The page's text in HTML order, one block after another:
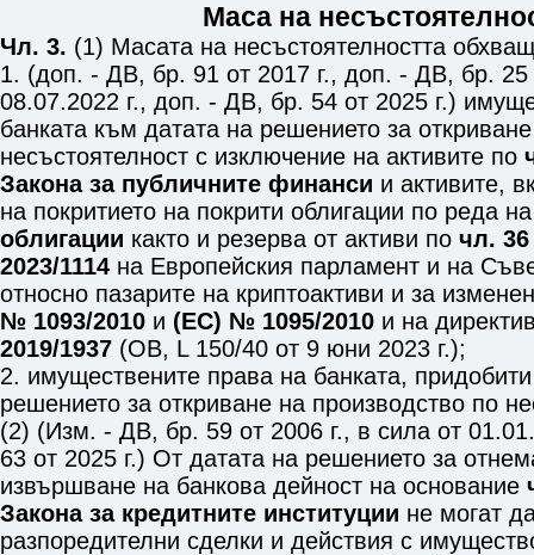
Маса на
Чл. 3. (1) Масата на несъстоятелността
1. (доп. - ДВ, бр. 91 от 2017 г., доп. - ДВ, бр. 25
08.07.2022 г., доп. - ДВ, бр. 54 от 2025 г.)
банката към датата на решението за
несъстоятелност с изключение на активите по
Закона за публичните финанси и активите,
на покритието на покрити облигации по реда
облигации както и резерва от активи по чл.
2023/1114 на Европейския парламент и на
относно пазарите на криптоактиви и за
№ 1093/2010 и (ЕС) № 1095/2010 и на
2019/1937 (ОВ, L 150/40 от 9 юни 2023 г.);
2. имуществените права на банката,
решението за откриване на производство по
(2) (Изм. - ДВ, бр. 59 от 2006 г., в сила от
63 от 2025 г.) От датата на решението за
извършване на банкова дейност на основание
Закона за кредитните институции не могат
разпоредителни сделки и действия с